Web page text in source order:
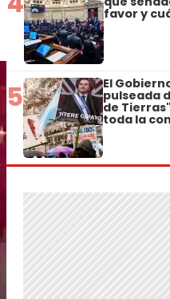
favor y
5 El
pulseada
de
toda la